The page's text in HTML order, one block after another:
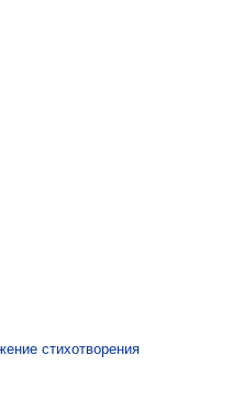
стихотворения